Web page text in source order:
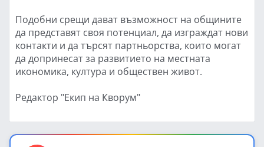
Подобни срещи дават възможност на общините
да представят своя потенциал, да изграждат нови
контакти и да търсят партньорства, които могат
да допринесат за развитието на местната
икономика, култура и обществен живот.
Редактор "Екип на Кворум"